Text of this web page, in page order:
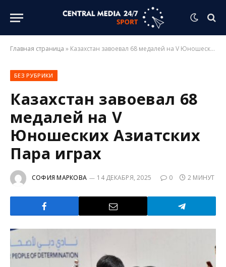
Главная страница » Казахстан завоевал 68 медалей на V Юношеских Азиатских Пара играх
БЕЗ РУБРИКИ
Казахстан завоевал 68
медалей на V
Юношеских Азиатских
Пара играх
СОФИЯ МАРКОВА 14 ДЕКАБРЯ, 2025 0 2 МИНУТ